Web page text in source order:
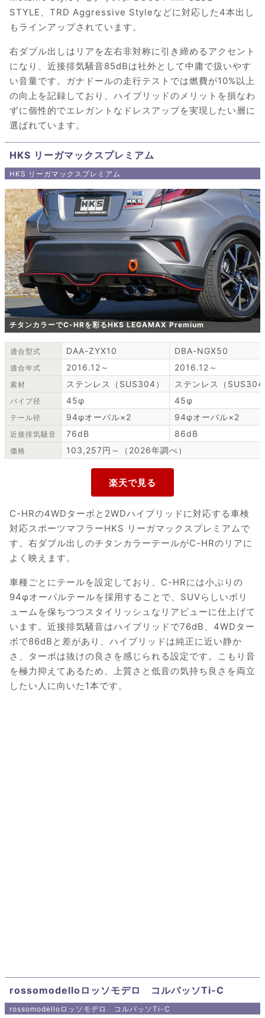
STYLE、TRD Aggressive Styleなどに対応した4本出し
もラインアップされています。
右ダブル出しはリアを左右非対称に引き締めるアクセント
になり、近接排気騒音85dBは社外として中庸で扱いやす
い音量です。ガナドールの走行テストでは燃費が10%以上
の向上を記録しており、ハイブリッドのメリットを損なわ
ずに個性的でエレガントなドレスアップを実現したい層に
選ばれています。
HKS リーガマックスプレミアム
HKS リーガマックスプレミアム
チタンカラーでC-HRを彩るHKS LEGAMAX Premium
適合型式 DAA-ZYX10 DBA-NGX50
適合年式 2016.12～ 2016.12～
素材 ステンレス（SUS304） ステンレス（
パイプ径 45φ 45φ
テール径 94φオーバル×2 94φオーバル×2
近接排気騒音 76dB 86dB
価格 103,257円～（2026年調べ）
C-HRの4WDターボと2WDハイブリッドに対応する車検
対応スポーツマフラーHKS リーガマックスプレミアムで
す。右ダブル出しのチタンカラーテールがC-HRのリアに
よく映えます。
車種ごとにテールを設定しており、C-HRには小ぶりの
94φオーバルテールを採用することで、SUVらしいボリ
ュームを保ちつつスタイリッシュなリアビューに仕上げて
います。近接排気騒音はハイブリッドで76dB、4WDター
ボで86dBと差があり、ハイブリッドは純正に近い静か
さ、ターボは抜けの良さを感じられる設定です。こもり音
を極力抑えてあるため、上質さと低音の気持ち良さを両立
したい人に向いた1本です。
rossomodelloロッソモデロ コルバッソTi-C
rossomodelloロッソモデロ コルバッソTi-C